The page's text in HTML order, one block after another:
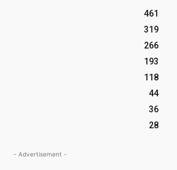
461
319
266
193
118
44
36
28
- Advertisement -